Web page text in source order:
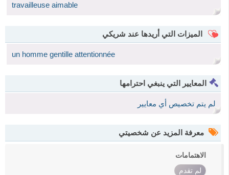
travailleuse aimable
الميزات التي أريدها عند شريكي
un homme gentille attentionnée
المعايير التي ينبغي احترامها
لم يتم تخصيص أي معايير
معرفة المزيد عن شخصيتي
الاهتمامات
لم تقدم